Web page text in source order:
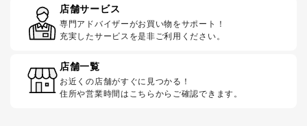
店舗サービス
専門アドバイザーがお買い物をサポート！
充実したサービスを是非ご利用ください。
店舗一覧
お近くの店舗がすぐに見つかる！
住所や営業時間はこちらからご確認できます。